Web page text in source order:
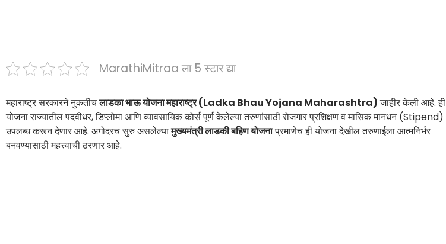
MarathiMitraa ला 5 स्टार द्या
महाराष्ट्र सरकारने नुकतीचलाडका भाऊ योजना महाराष्ट्र (Ladka Bhau Yojana Maharashtra)जाहीर केली आहे. ही
योजना राज्यातील पदवीधर, डिप्लोमा आणि व्यावसायिक कोर्स पूर्ण केलेल्या तरुणांसाठी रोजगार प्रशिक्षण व मासिक मानधन (Stipend)
उपलब्ध करून देणार आहे. अगोदरच सुरु असलेल्यामुख्यमंत्री लाडकी बहिण योजनाप्रमाणेच ही योजना देखील तरुणाईला आत्मनिर्भर
बनवण्यासाठी महत्त्वाची ठरणार आहे.